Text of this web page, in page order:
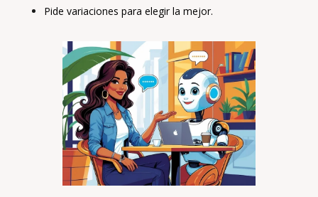
Pide variaciones para elegir la mejor.